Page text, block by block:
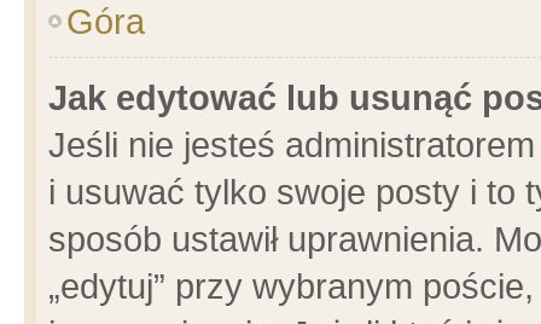
Góra
Jak edytować lub usunąć
Jeśli nie jesteś
i usuwać tylko swoje posty i to
sposób ustawił uprawnienia.
„edytuj” przy wybranym